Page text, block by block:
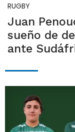
RUGBY
Juan
sueño de
ante